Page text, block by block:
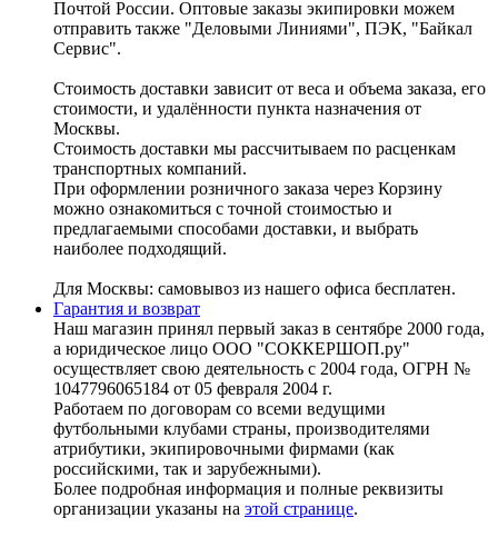
Почтой России. Оптовые заказы экипировки можем
отправить также "Деловыми Линиями", ПЭК, "Байкал
Сервис".
Стоимость доставки зависит от веса и объема заказа, его
стоимости, и удалённости пункта назначения от
Москвы.
Стоимость доставки мы рассчитываем по расценкам
транспортных компаний.
При оформлении розничного заказа через Корзину
можно ознакомиться с точной стоимостью и
предлагаемыми способами доставки, и выбрать
наиболее подходящий.
Для Москвы: самовывоз из нашего офиса бесплатен.
Гарантия и возврат
Наш магазин принял первый заказ в сентябре 2000 года,
а юридическое лицо ООО "СОККЕРШОП.ру"
осуществляет свою деятельность с 2004 года, ОГРН №
1047796065184 от 05 февраля 2004 г.
Работаем по договорам со всеми ведущими
футбольными клубами страны, производителями
атрибутики, экипировочными фирмами (как
российскими, так и зарубежными).
Более подробная информация и полные реквизиты
организации указаны на этой странице.